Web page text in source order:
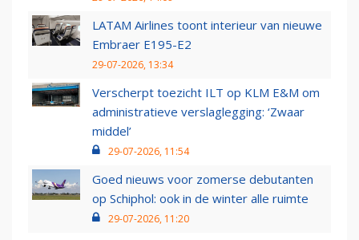
LATAM Airlines toont interieur van nieuwe
Embraer E195-E2
29-07-2026, 13:34
Verscherpt toezicht ILT op KLM E&M om
administratieve verslaglegging: ‘Zwaar
middel’
29-07-2026, 11:54
Goed nieuws voor zomerse debutanten
op Schiphol: ook in de winter alle ruimte
29-07-2026, 11:20